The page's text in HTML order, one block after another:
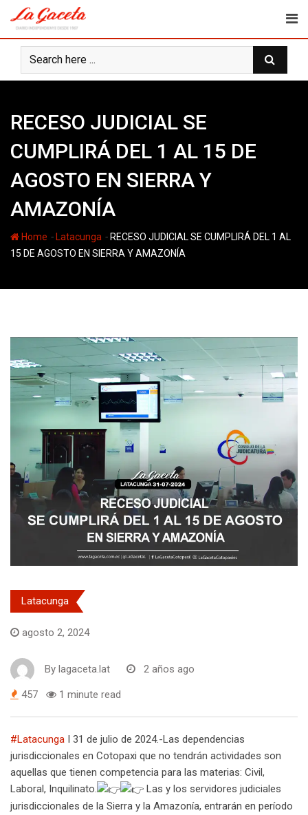
content
RECESO JUDICIAL SE
CUMPLIRÁ DEL 1 AL 15 DE
AGOSTO EN SIERRA Y
AMAZONÍA
Home - Latacunga - RECESO JUDICIAL SE CUMPLIRÁ DEL 1 AL
15 DE AGOSTO EN SIERRA Y AMAZONÍA
Latacunga
agosto 2, 2024
By lagaceta.lat 2 años ago
457 1 minute read
#Latacunga I 31 de julio de 2024.-Las dependencias
jurisdiccionales en Cotopaxi que no tendrán actividades son
aquellas que tienen competencia para las materias: Civil,
Laboral, Inquilinato.
Las y los servidores judiciales
jurisdiccionales de la Sierra y la Amazonía, entrarán en período